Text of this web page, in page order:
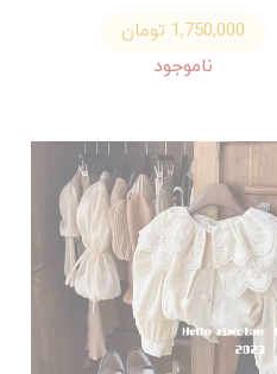
1,750,000 تومان
ناموجود